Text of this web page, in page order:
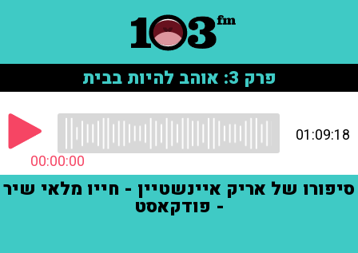
פרק 3: אוהב להיות בבית
00:00:00
01:09:18
סיפורו של אריק איינשטיין - חייו מלאי שיר
- פודקאסט